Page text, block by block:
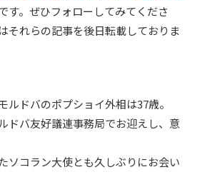
す。ぜひフォローしてみてくださ
それらの記事を後日転載しておりま
ルドバのポプショイ外相は37歳。
ドバ友好議連事務局でお迎えし、意
ソコラン大使とも久しぶりにお会い